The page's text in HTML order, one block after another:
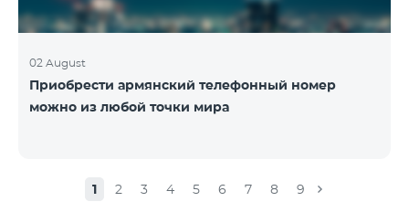
02 August
Приобрести армянский телефонный номер
можно из любой точки мира
1 2 3 4 5 6 7 8 9